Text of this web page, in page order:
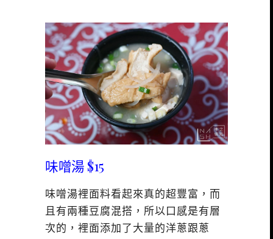
味噌湯 $15
味噌湯裡面料看起來真的超豐富，而
且有兩種豆腐混搭，所以口感是有層
次的，裡面添加了大量的洋蔥跟蔥